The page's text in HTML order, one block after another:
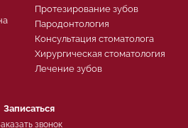
Протезирование зубов
Пародонтология
Консультация стоматолога
Хирургическая стоматология
Лечение зубов
Записаться
звонок